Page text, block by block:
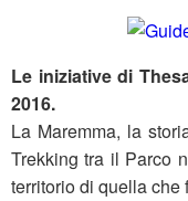
Le iniziative di
2016.
La Maremma, la
Trekking tra il Parco
territorio di quella che